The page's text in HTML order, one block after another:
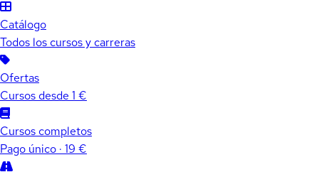
Catálogo
Todos los cursos y carreras
Ofertas
Cursos desde 1 €
Cursos completos
Pago único · 19 €